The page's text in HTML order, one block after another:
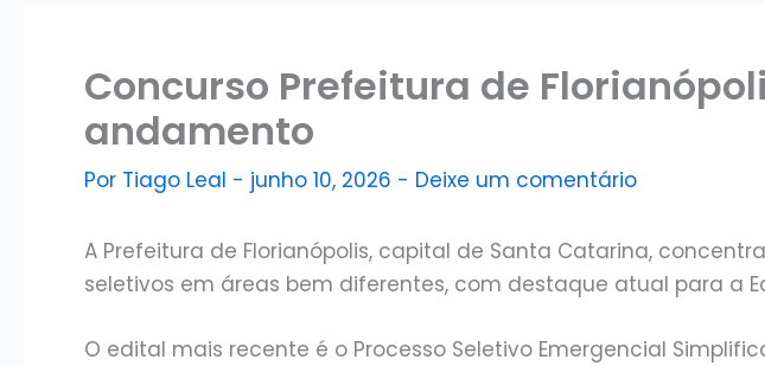
Concurso Prefeitura de
andamento
Por Tiago Leal - junho 10, 2026 - Deixe um comentário
A Prefeitura de Florianópolis, capital de Santa Catarina,
seletivos em áreas bem diferentes, com destaque atual para a
O edital mais recente é o Processo Seletivo Emergencial